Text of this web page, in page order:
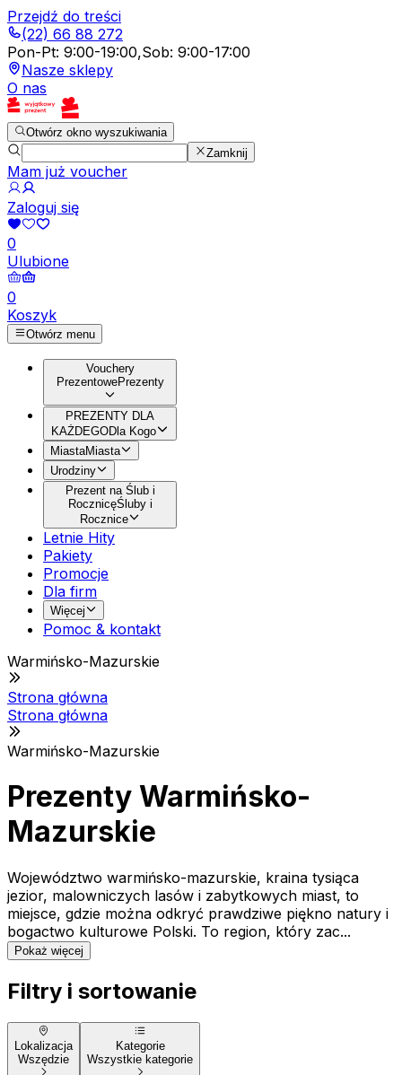
Przejdź do treści
(22) 66 88 272
Pon-Pt: 9:00-19:00,Sob: 9:00-17:00
Nasze sklepy
O nas
Otwórz okno wyszukiwania
Zamknij
Mam już voucher
Zaloguj się
0
Ulubione
0
Koszyk
Otwórz menu
Vouchery
PrezentowePrezenty
PREZENTY DLA
KAŻDEGODla Kogo
MiastaMiasta
Urodziny
Prezent na Ślub i
RocznicęŚluby i
Rocznice
Letnie Hity
Pakiety
Promocje
Dla firm
Więcej
Pomoc & kontakt
Warmińsko-Mazurskie
Strona główna
Strona główna
Warmińsko-Mazurskie
Prezenty Warmińsko-
Mazurskie
Województwo warmińsko-mazurskie, kraina tysiąca
jezior, malowniczych lasów i zabytkowych miast, to
miejsce, gdzie można odkryć prawdziwe piękno natury i
bogactwo kulturowe Polski. To region, który zac...
Pokaż więcej
Filtry i sortowanie
Lokalizacja
Wszędzie
Kategorie
Wszystkie kategorie